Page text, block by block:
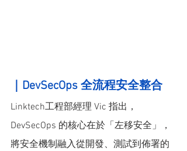
｜DevSecOps 全流程安全整合
Linktech工程部經理 Vic 指出，
DevSecOps 的核心在於「左移安全」，
將安全機制融入從開發、測試到佈署的